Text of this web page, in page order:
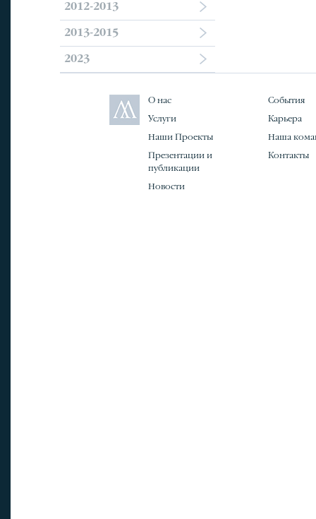
2012-2013
2013-2015
2023
О нас
Услуги
Наши Проекты
Презентации и
публикации
Новости
События
Карьера
Наша
Контакты